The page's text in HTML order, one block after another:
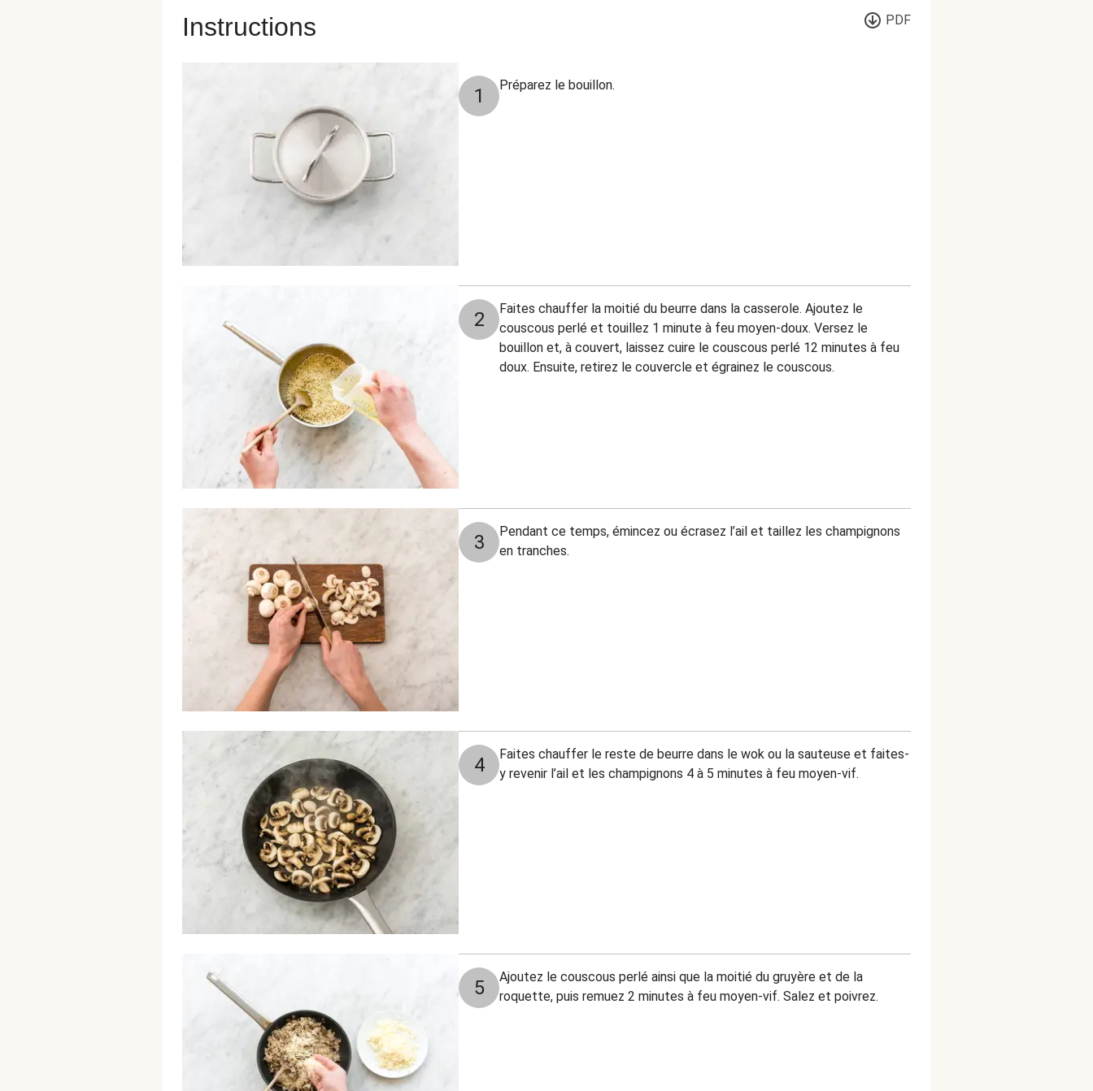
Instructions PDF
1 Préparez le bouillon.
2
Faites chauffer la moitié du beurre dans la casserole. Ajoutez le
couscous perlé et touillez 1 minute à feu moyen-doux. Versez le
bouillon et, à couvert, laissez cuire le couscous perlé 12 minutes à feu
doux. Ensuite, retirez le couvercle et égrainez le couscous.
3
Pendant ce temps, émincez ou écrasez l’ail et taillez les champignons
en tranches.
4
Faites chauffer le reste de beurre dans le wok ou la sauteuse et faites-
y revenir l’ail et les champignons 4 à 5 minutes à feu moyen-vif.
5
Ajoutez le couscous perlé ainsi que la moitié du gruyère et de la
roquette, puis remuez 2 minutes à feu moyen-vif. Salez et poivrez.